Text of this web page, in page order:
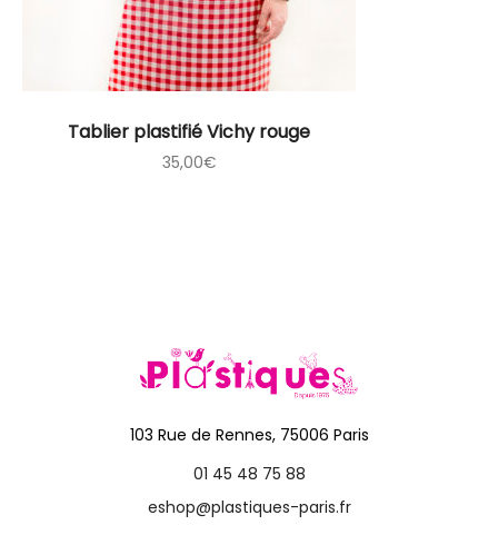
Tablier plastifié Vichy rouge
35,00€
103 Rue de Rennes, 75006 Paris
01 45 48 75 88
eshop@plastiques-paris.fr